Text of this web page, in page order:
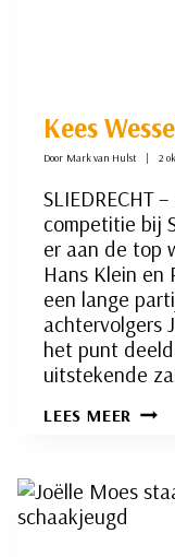
Kees
Door Mark van Hulst 2
SLIEDRECHT
competitie bij
er aan de top
Hans Klein en
een lange
achtervolgers
het punt
uitstekende
LEES MEER KEES
STIP